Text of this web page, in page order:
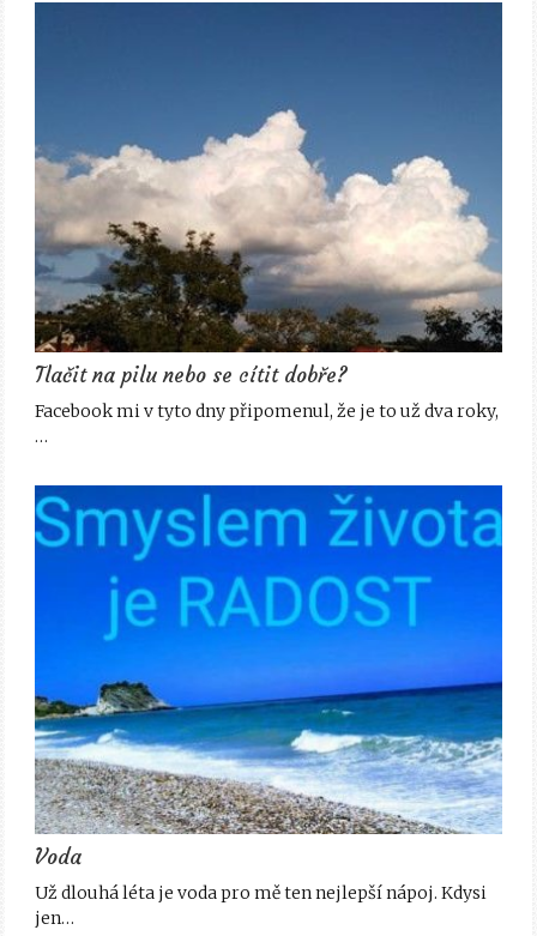
Tlačit na pilu nebo se cítit dobře?
Facebook mi v tyto dny připomenul, že je to už dva roky,
…
Voda
Už dlouhá léta je voda pro mě ten nejlepší nápoj. Kdysi
jen…